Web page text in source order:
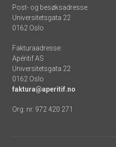
Post- og besøksadresse:
Universitetsgata 22
0162 Oslo
Fakturaadresse:
Apéritif AS
Universitetsgata 22
0162 Oslo
faktura@aperitif.no
Org. nr. 972 420 271